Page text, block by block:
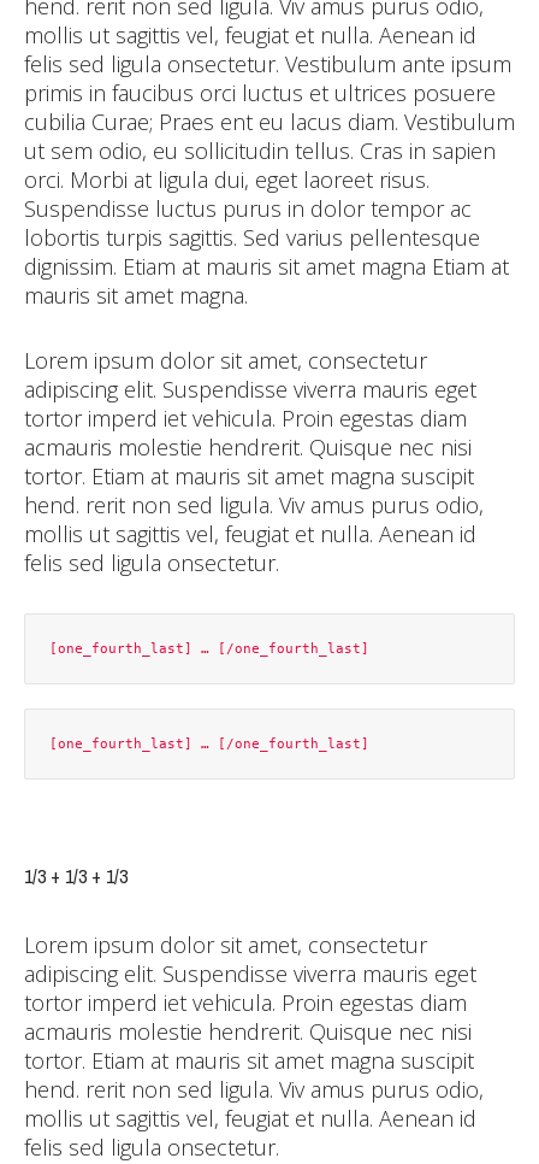
hend. rerit non sed ligula. Viv amus purus odio,
mollis ut sagittis vel, feugiat et nulla. Aenean id
felis sed ligula onsectetur. Vestibulum ante ipsum
primis in faucibus orci luctus et ultrices posuere
cubilia Curae; Praes ent eu lacus diam. Vestibulum
ut sem odio, eu sollicitudin tellus. Cras in sapien
orci. Morbi at ligula dui, eget laoreet risus.
Suspendisse luctus purus in dolor tempor ac
lobortis turpis sagittis. Sed varius pellentesque
dignissim. Etiam at mauris sit amet magna Etiam at
mauris sit amet magna.
Lorem ipsum dolor sit amet, consectetur
adipiscing elit. Suspendisse viverra mauris eget
tortor imperd iet vehicula. Proin egestas diam
acmauris molestie hendrerit. Quisque nec nisi
tortor. Etiam at mauris sit amet magna suscipit
hend. rerit non sed ligula. Viv amus purus odio,
mollis ut sagittis vel, feugiat et nulla. Aenean id
felis sed ligula onsectetur.
1/3 + 1/3 + 1/3
Lorem ipsum dolor sit amet, consectetur
adipiscing elit. Suspendisse viverra mauris eget
tortor imperd iet vehicula. Proin egestas diam
acmauris molestie hendrerit. Quisque nec nisi
tortor. Etiam at mauris sit amet magna suscipit
hend. rerit non sed ligula. Viv amus purus odio,
mollis ut sagittis vel, feugiat et nulla. Aenean id
felis sed ligula onsectetur.